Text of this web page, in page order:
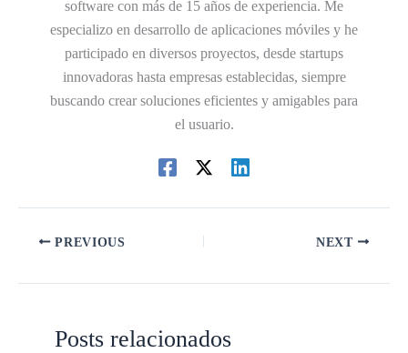
software con más de 15 años de experiencia. Me
especializo en desarrollo de aplicaciones móviles y he
participado en diversos proyectos, desde startups
innovadoras hasta empresas establecidas, siempre
buscando crear soluciones eficientes y amigables para
el usuario.
PREVIOUS NEXT
Posts relacionados